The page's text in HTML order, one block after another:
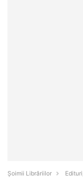
Șoimii Librăriilor